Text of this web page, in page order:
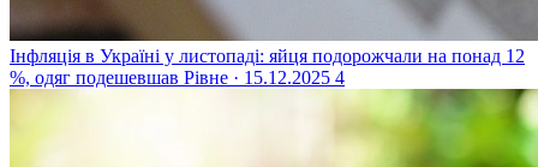
Інфляція в Україні у листопаді: яйця подорожчали на понад 12
%, одяг подешевшав Рівне · 15.12.2025 4